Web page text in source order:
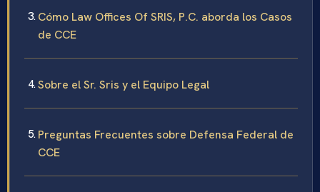
Cómo Law Offices Of SRIS, P.C. aborda los Casos
de CCE
Sobre el Sr. Sris y el Equipo Legal
Preguntas Frecuentes sobre Defensa Federal de
CCE